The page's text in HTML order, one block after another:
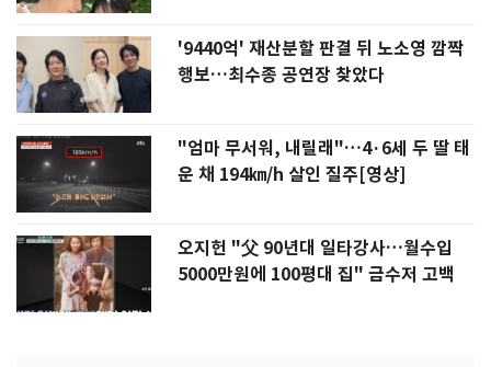
'9440억' 재산분할 판결 뒤 노소영 깜짝
행보…최수종 공연장 찾았다
"엄마 무서워, 내릴래"…4·6세 두 딸 태
운 채 194㎞/h 살인 질주[영상]
오지헌 "父 90년대 일타강사…월수입
5000만원에 100평대 집" 금수저 고백